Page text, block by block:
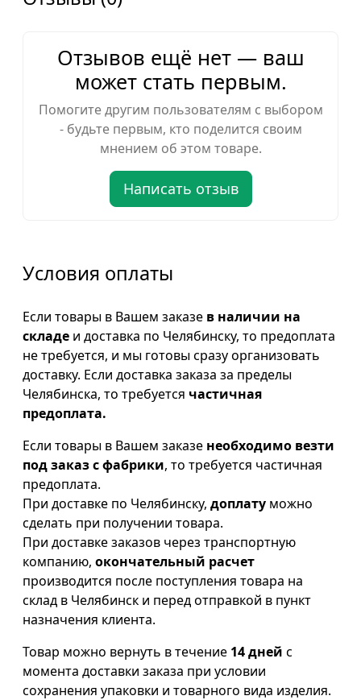
Отзывов ещё нет — ваш
может стать первым.
Помогите другим пользователям с выбором
- будьте первым, кто поделится своим
мнением об этом товаре.
Написать отзыв
Условия оплаты
Если товары в Вашем заказе в наличии на
складе и доставка по Челябинску, то предоплата
не требуется, и мы готовы сразу организовать
доставку. Если доставка заказа за пределы
Челябинска, то требуется частичная
предоплата.
Если товары в Вашем заказе необходимо везти
под заказ с фабрики, то требуется частичная
предоплата.
При доставке по Челябинску, доплату можно
сделать при получении товара.
При доставке заказов через транспортную
компанию, окончательный расчет
производится после поступления товара на
склад в Челябинск и перед отправкой в пункт
назначения клиента.
Товар можно вернуть в течение 14 дней с
момента доставки заказа при условии
сохранения упаковки и товарного вида изделия.